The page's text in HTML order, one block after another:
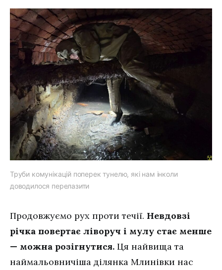
Труби комунікацій поперек тунелю, які нам інколи
доводилося перелазити
Продовжуємо рух проти течії. Невдовзі
річка повертає ліворуч і мулу стає менше
— можна розігнутися. Ця найвища та
наймальовничіша ділянка Млинівки нас